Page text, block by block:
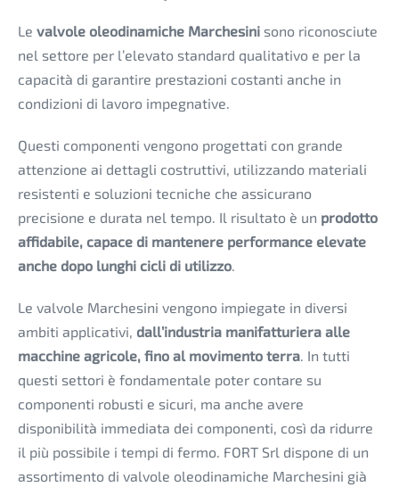
Le valvole oleodinamiche Marchesini sono riconosciute
nel settore per l’elevato standard qualitativo e per la
capacità di garantire prestazioni costanti anche in
condizioni di lavoro impegnative.
Questi componenti vengono progettati con grande
attenzione ai dettagli costruttivi, utilizzando materiali
resistenti e soluzioni tecniche che assicurano
precisione e durata nel tempo. Il risultato è un prodotto
affidabile, capace di mantenere performance elevate
anche dopo lunghi cicli di utilizzo
Le valvole Marchesini vengono impiegate in diversi
ambiti applicativi, dall’industria manifatturiera alle
macchine agricole, fino al movimento terra . In tutti
questi settori è fondamentale poter contare su
componenti robusti e sicuri, ma anche avere
disponibilità immediata dei componenti, così da ridurre
il più possibile i tempi di fermo. FORT Srl dispone di un
assortimento di valvole oleodinamiche Marchesini già